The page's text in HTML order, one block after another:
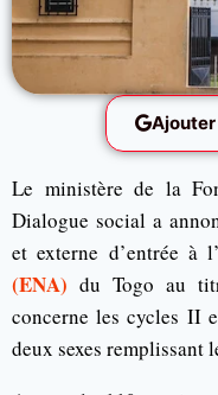
Ajouter
Le ministère de la
Dialogue social a
et externe d’entrée à
(ENA) du Togo au
concerne les cycles II
deux sexes remplissant